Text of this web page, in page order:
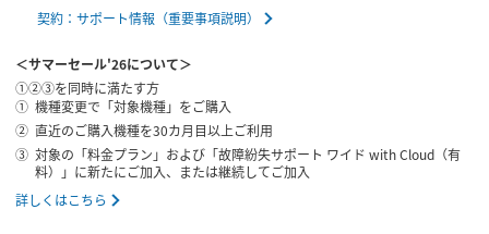
契約：サポート情報（重要事項説明）
＜サマーセール'26について＞
①②③を同時に満たす方
機種変更で「対象機種」をご購入
直近のご購入機種を30カ月目以上ご利用
対象の「料金プラン」および「故障紛失サポート ワイド with Cloud（有
料）」に新たにご加入、または継続してご加入
詳しくはこちら